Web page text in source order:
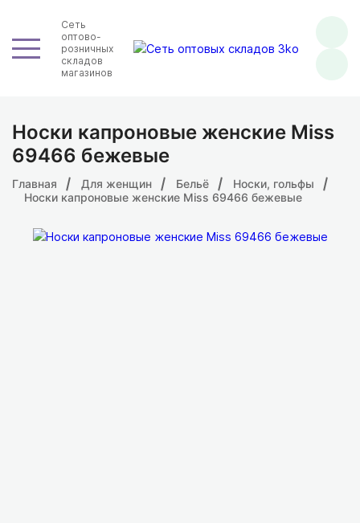
Сеть
оптово-
розничных
складов
магазинов
Носки капроновые женские Miss
69466 бежевые
Главная Для женщин Бельё
Носки, гольфы
Носки капроновые женские Miss 69466 бежевые